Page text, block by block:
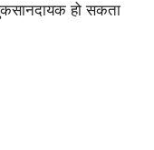
हो सकता